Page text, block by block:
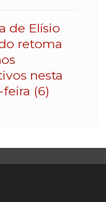
de Elísio
retoma
nesta
(6)